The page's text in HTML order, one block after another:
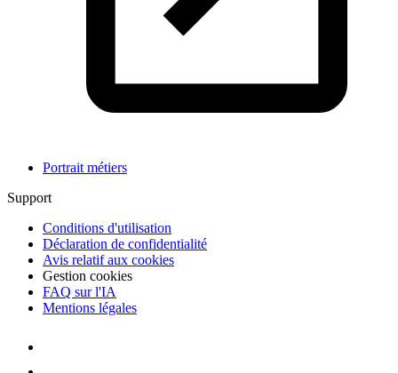
Portrait métiers
Support
Conditions d'utilisation
Déclaration de confidentialité
Avis relatif aux cookies
Gestion cookies
FAQ sur l'IA
Mentions légales